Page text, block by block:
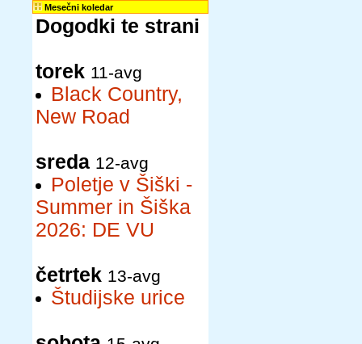
Mesečni koledar
Dogodki te strani
torek 11-avg
Black Country,
New Road
sreda 12-avg
Poletje v Šiški -
Summer in Šiška
2026: DE VU
četrtek 13-avg
Študijske urice